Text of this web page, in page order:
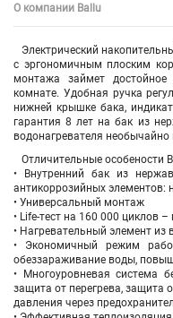
О компании Ballu
Электрический
с эргономичным плоским
монтажа займет
комнате. Удобная ручка
нижней крышке бака,
гарантия 8 лет на бак из
водонагревателя
Отличительные особености
• Внутренний бак из
антикоррозийных элементов:
• Универсальный монтаж
• Life-тест на 160 000 циклов
• Нагревательный элемент из
• Экономичный режим
обеззараживание воды,
• Многоуровневая система
защита от перегрева, защита
давления через